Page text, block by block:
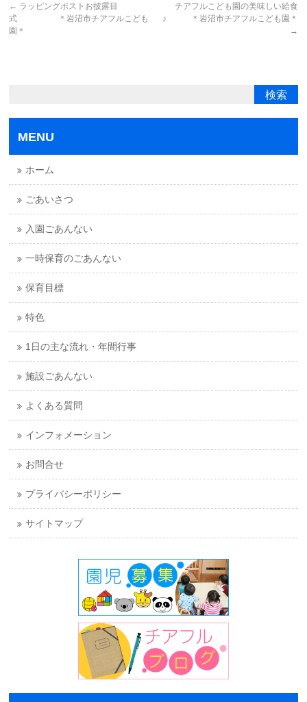
← ラッピングポストお披露目
式 ＊岩沼市チアフルこども
園＊
チアフルこども園の美味しい給食
♪ ＊岩沼市チアフルこども園＊
→
MENU
ホーム
ごあいさつ
入園ごあんない
一時保育のごあんない
保育目標
特色
1日の主な流れ・年間行事
施設ごあんない
よくある質問
インフォメーション
お問合せ
プライバシーポリシー
サイトマップ